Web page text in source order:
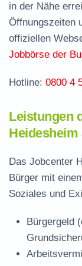
Häufige
in der Nähe
Öffnungszeiten
offiziellen
Jobbörse der
Hotline: 0800 4
Leistungen
Heidesheim
Das Jobcenter
Bürger mit
Soziales und
Bürgergeld